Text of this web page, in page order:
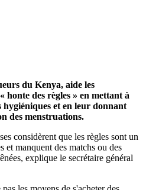
du Kenya, aide les
honte des règles » en mettant à
hygiéniques et en leur donnant
des menstruations.
considèrent que les règles sont un
et manquent des matchs ou des
explique le secrétaire général